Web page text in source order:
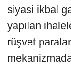
siyasi ikbal
yapılan
rüşvet